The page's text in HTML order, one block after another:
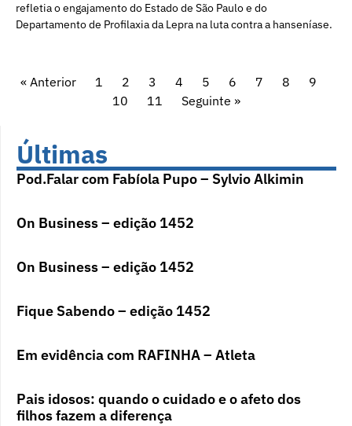
refletia o engajamento do Estado de São Paulo e do
Departamento de Profilaxia da Lepra na luta contra a hanseníase.
« Anterior 1 2 3 4 5 6 7 8
9
10
11 Seguinte »
Últimas
Pod.Falar com Fabíola Pupo – Sylvio Alkimin
On Business – edição 1452
On Business – edição 1452
Fique Sabendo – edição 1452
Em evidência com RAFINHA – Atleta
Pais idosos: quando o cuidado e o afeto dos
filhos fazem a diferença